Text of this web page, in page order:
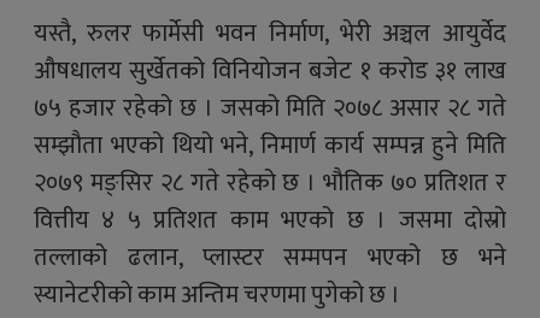
यस्तै, रुलर फार्मेसी भवन निर्माण, भेरी अञ्चल आयुर्वेद
औषधालय सुर्खेतको विनियोजन बजेट १ करोड ३१ लाख
७५ हजार रहेको छ । जसको मिति २०७८ असार २८ गते
सम्झौता भएको थियो भने, निमार्ण कार्य सम्पन्न हुने मिति
२०७९ मङ्सिर २८ गते रहेको छ । भौतिक ७० प्रतिशत र
वित्तीय ४ ५ प्रतिशत काम भएको छ । जसमा दोस्रो
तल्लाको ढलान, प्लास्टर सम्मपन भएको छ भने
स्यानेटरीको काम अन्तिम चरणमा पुगेको छ ।